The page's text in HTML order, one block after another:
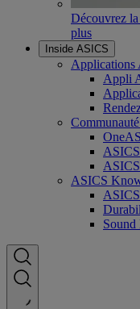
Découvrez
plus
Inside ASICS
Applications
Appli
ASICS